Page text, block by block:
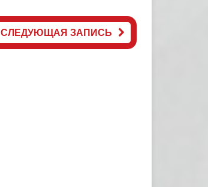
СЛЕДУЮЩАЯ ЗАПИСЬ